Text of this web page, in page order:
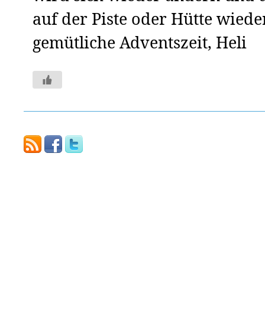
auf der Piste oder Hütte
gemütliche Adventszeit, Heli